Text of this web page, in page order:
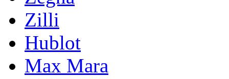
Zilli
Hublot
Max Mara